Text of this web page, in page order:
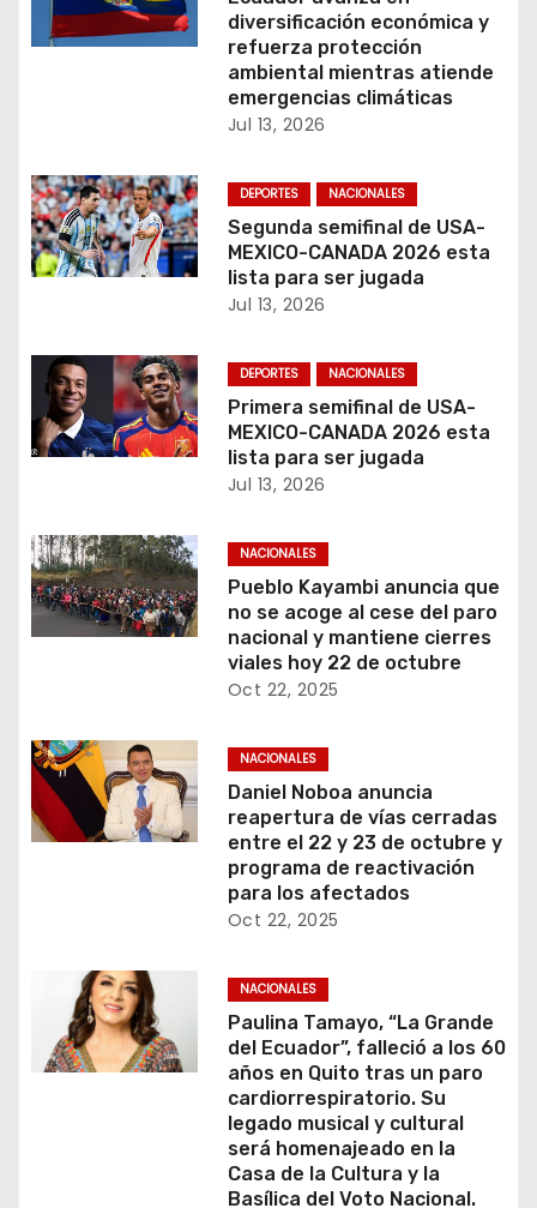
e
r
a
a
s
diversificación económica y
refuerza protección
ambiental mientras atiende
emergencias climáticas
Jul 13, 2026
DEPORTES NACIONALES
Segunda semifinal de USA-
MEXICO-CANADA 2026 esta
lista para ser jugada
Jul 13, 2026
DEPORTES NACIONALES
Primera semifinal de USA-
MEXICO-CANADA 2026 esta
lista para ser jugada
Jul 13, 2026
NACIONALES
Pueblo Kayambi anuncia que
no se acoge al cese del paro
nacional y mantiene cierres
viales hoy 22 de octubre
Oct 22, 2025
NACIONALES
Daniel Noboa anuncia
reapertura de vías cerradas
entre el 22 y 23 de octubre y
programa de reactivación
para los afectados
Oct 22, 2025
NACIONALES
Paulina Tamayo, “La Grande
del Ecuador”, falleció a los 60
años en Quito tras un paro
cardiorrespiratorio. Su
legado musical y cultural
será homenajeado en la
Casa de la Cultura y la
Basílica del Voto Nacional.